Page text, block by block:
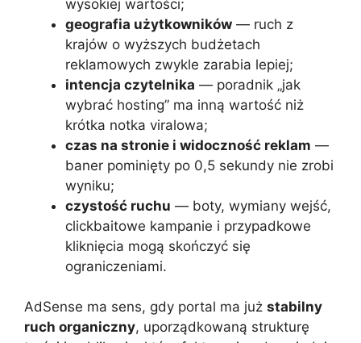
wysokiej wartości;
geografia użytkowników — ruch z
krajów o wyższych budżetach
reklamowych zwykle zarabia lepiej;
intencja czytelnika — poradnik „jak
wybrać hosting” ma inną wartość niż
krótka notka viralowa;
czas na stronie i widoczność reklam —
baner pominięty po 0,5 sekundy nie zrobi
wyniku;
czystość ruchu — boty, wymiany wejść,
clickbaitowe kampanie i przypadkowe
kliknięcia mogą skończyć się
ograniczeniami.
AdSense ma sens, gdy portal ma już stabilny
ruch organiczny, uporządkowaną strukturę